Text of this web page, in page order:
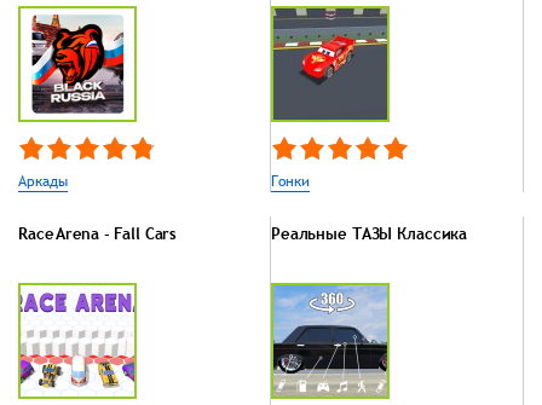
Аркады Гонки
Race Arena - Fall Cars Реальные ТАЗЫ Классика